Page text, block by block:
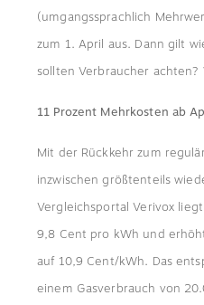
(umgangssprachlich
zum 1. April aus. Dann gilt
sollten Verbraucher
11 Prozent Mehrkosten ab
Mit der Rückkehr zum
inzwischen größtenteils
Vergleichsportal Verivox
9,8 Cent pro kWh und
auf 10,9 Cent/kWh. Das
einem Gasverbrauch von